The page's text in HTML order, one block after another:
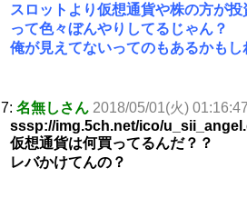
スロットより仮想通貨や株の方が
って色々ぼんやりしてるじゃん？
俺が見えてないってのもあるかもし
7: 名無しさん 2018/05/01(火)
sssp://img.5ch.net/ico/
仮想通貨は何買ってるんだ？？
レバかけてんの？